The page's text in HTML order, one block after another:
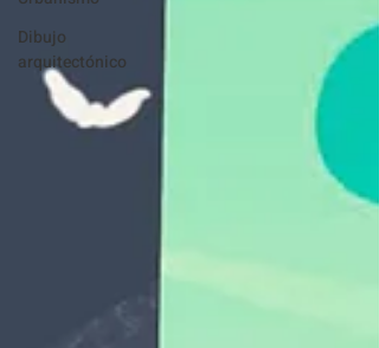
Dibujo
arquitectónico